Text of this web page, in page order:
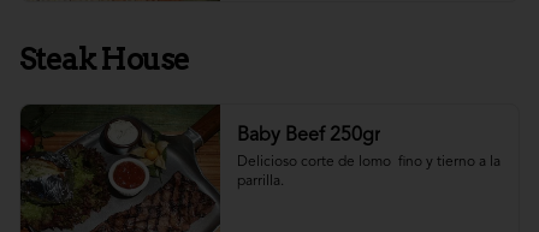
Steak House
Baby Beef 250gr
Delicioso corte de lomo  fino y tierno a la
parrilla.